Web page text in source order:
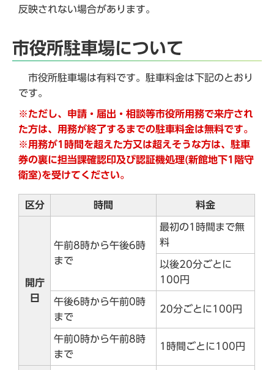
反映されない場合があります。
市役所駐車場について
市役所駐車場は有料です。駐車料金は下記のとおり
です。
※ただし、申請・届出・相談等市役所用務で来庁され
た方は、用務が終了するまでの駐車料金は無料です。
※用務が1時間を超えた方又は超えそうな方は、駐車
券の裏に担当課確認印及び認証機処理(新館地下1階守
衛室)を受けてください。
区分 時間 料金
開庁
日
午前8時から午後6時
まで
最初の1時間まで無
料
以後20分ごとに
100円
午後6時から午前0時
まで
20分ごとに100円
午前0時から午前8時
まで
1時間ごとに100円